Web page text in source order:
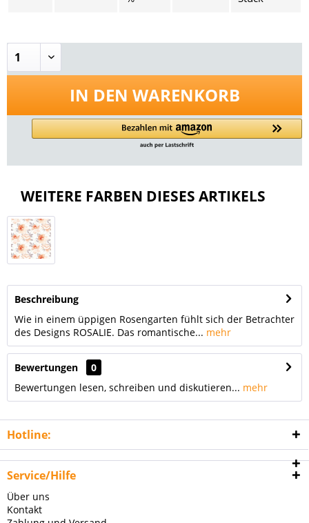
IN DEN WARENKORB
WEITERE FARBEN DIESES ARTIKELS
Beschreibung
Wie in einem üppigen Rosengarten fühlt sich der Betrachter
des Designs ROSALIE. Das romantische... mehr
Bewertungen
0
Bewertungen lesen, schreiben und diskutieren... mehr
Hotline:
Service/Hilfe
Über uns
Kontakt